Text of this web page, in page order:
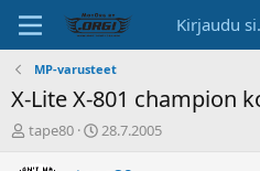
MP-varusteet
X-Lite X-801 champion
K
tape80
A
28.7.2005